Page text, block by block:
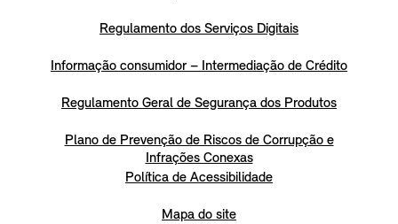
Regulamento dos Serviços Digitais
Informação consumidor – Intermediação de Crédito
Regulamento Geral de Segurança dos Produtos
Plano de Prevenção de Riscos de Corrupção e
Infrações Conexas
Política de Acessibilidade
Mapa do site